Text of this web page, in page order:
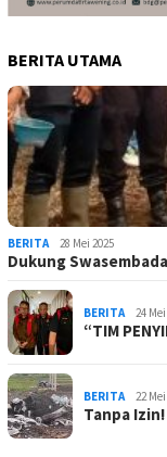
BERITA UTAMA
BERITA 28 Mei 2025
Dukung
BERITA 24
“TIM
BERITA 22
Tanpa